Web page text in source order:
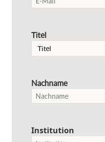
Titel
Nachname
Institution